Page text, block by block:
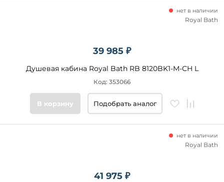
39 985 ₽
Душевая кабина Royal Bath RB 8120BK1-M-CH L
нет в наличии
Код: 353066
Royal Bath
В корзину Подобрать аналог
41 975 ₽
нет в наличии
Royal Bath